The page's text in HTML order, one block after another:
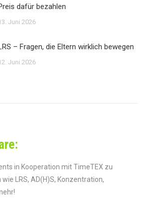
dafür bezahlen
Juni 2026
– Fragen, die Eltern wirklich bewegen
Juni 2026
in Kooperation mit TimeTEX zu
LRS, AD(H)S, Konzentration,